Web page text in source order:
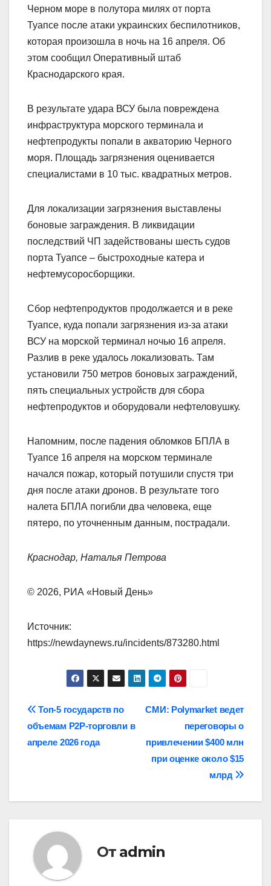
Черном море в полутора милях от порта
Туапсе после атаки украинских беспилотников,
которая произошла в ночь на 16 апреля. Об
этом сообщил Оперативный штаб
Краснодарского края.
В результате удара ВСУ была повреждена
инфраструктура морского терминала и
нефтепродукты попали в акваторию Черного
моря. Площадь загрязнения оценивается
специалистами в 10 тыс. квадратных метров.
Для локализации загрязнения выставлены
боновые заграждения. В ликвидации
последствий ЧП задействованы шесть судов
порта Туапсе – быстроходные катера и
нефтемусоросборщики.
Сбор нефтепродуктов продолжается и в реке
Туапсе, куда попали загрязнения из-за атаки
ВСУ на морской терминал ночью 16 апреля.
Разлив в реке удалось локализовать. Там
установили 750 метров боновых заграждений,
пять специальных устройств для сбора
нефтепродуктов и оборудовали нефтеловушку.
Напомним, после падения обломков БПЛА в
Туапсе 16 апреля на морском терминале
начался пожар, который потушили спустя три
дня после атаки дронов. В результате того
налета БПЛА погибли два человека, еще
пятеро, по уточненным данным, пострадали.
Краснодар, Наталья Петрова
© 2026, РИА «Новый День»
Источник:
https://newdaynews.ru/incidents/873280.html
Навигация
по
СМИ: Polymarket ведет
переговоры о
привлечении $400 млн
при оценке около $15
млрд
Топ-5 государств по
объемам P2P-торговли в
апреле 2026 года
От admin